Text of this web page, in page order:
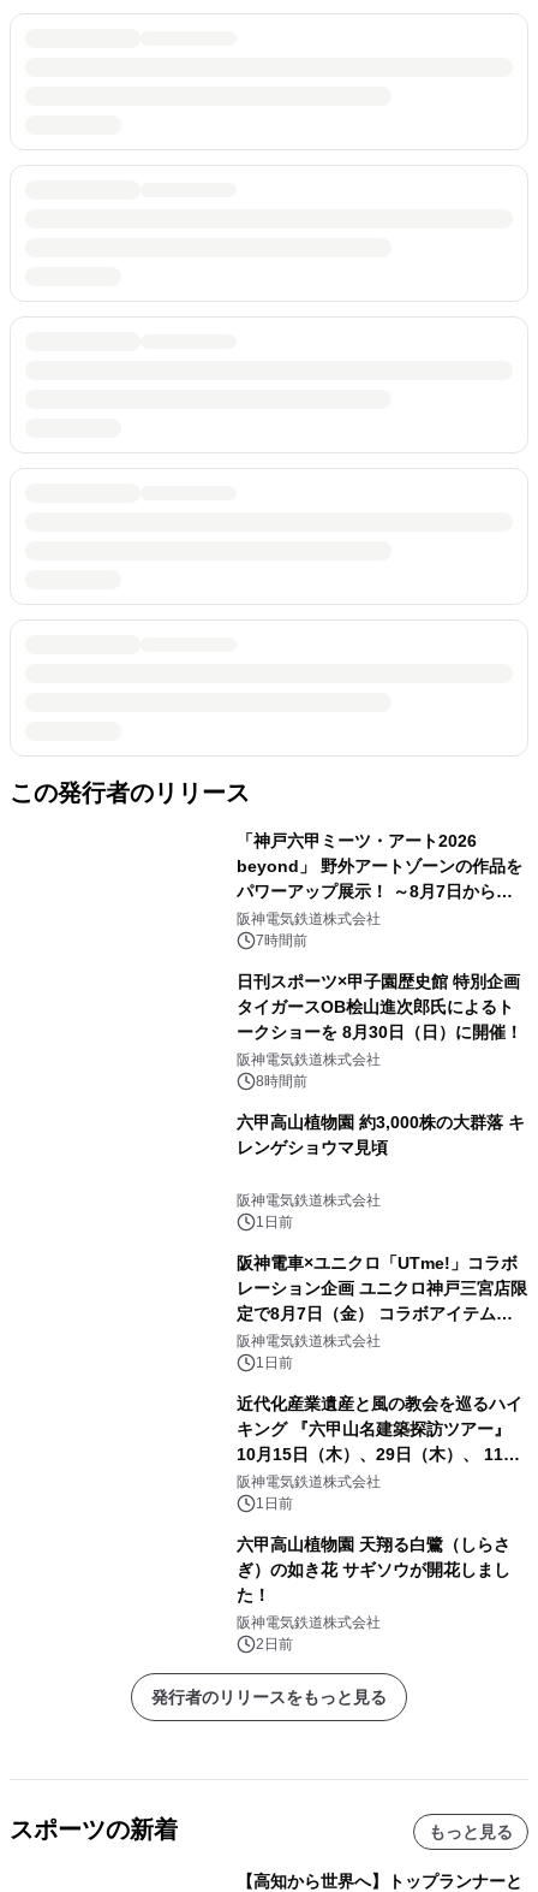
この発行者のリリース
「神戸六甲ミーツ・アート2026
beyond」 野外アートゾーンの作品を
パワーアップ展示！ ～8月7日からは
直前割パスポートを販売～
阪神電気鉄道株式会社
7時間前
日刊スポーツ×甲子園歴史館 特別企画
タイガースOB桧山進次郎氏によるト
ークショーを 8月30日（日）に開催！
阪神電気鉄道株式会社
8時間前
六甲高山植物園 約3,000株の大群落 キ
レンゲショウマ見頃
阪神電気鉄道株式会社
1日前
阪神電車×ユニクロ「UTme!」コラボ
レーション企画 ユニクロ神戸三宮店限
定で8月7日（金） コラボアイテムが
発売決定！
阪神電気鉄道株式会社
1日前
近代化産業遺産と風の教会を巡るハイ
キング 『六甲山名建築探訪ツアー』
10月15日（木）、29日（木）、 11月
5日（木）、12日（木）に開催！
阪神電気鉄道株式会社
1日前
六甲高山植物園 天翔る白鷺（しらさ
ぎ）の如き花 サギソウが開花しまし
た！
阪神電気鉄道株式会社
2日前
発行者のリリースをもっと見る
スポーツの新着 もっと見る
【高知から世界へ】トップランナーと